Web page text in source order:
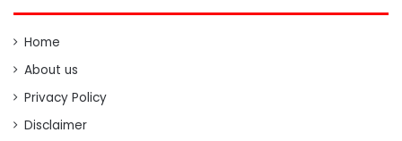
Home
About us
Privacy Policy
Disclaimer